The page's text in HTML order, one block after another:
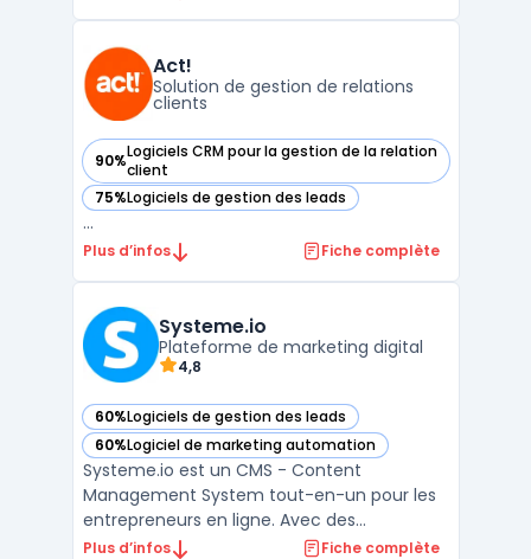
leurs besoins quotidiens de suivi client, tout
en ...
Act!
Solution de gestion de relations
clients
90%Logiciels CRM pour la gestion de la relation
client
— voir Act! dans cette catégorie
75%Logiciels de gestion des leads
— voir Act! dans cette catégorie
...
Plus d’infos Fiche complète
Systeme.io
Plateforme de marketing digital
4,8
60%Logiciels de gestion des leads
— voir Systeme.io dans cette catégorie
60%Logiciel de marketing automation
— voir Systeme.io dans cette catégorie
Systeme.io est un CMS - Content
Management System tout-en-un pour les
entrepreneurs en ligne. Avec des
fonctionnalités comme la création de
Plus d’infos Fiche complète